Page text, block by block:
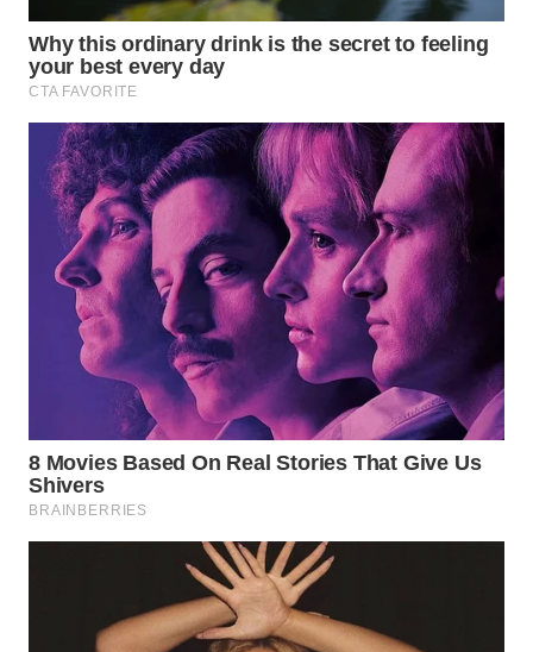
TAPANULI
TENGAH
WN DELI
SERDANG
WN
TEBING
TINGGI
WN
PAKPAK
KARAWANG
WN